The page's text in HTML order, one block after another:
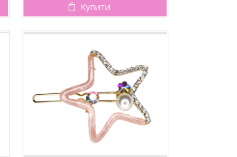
Купити